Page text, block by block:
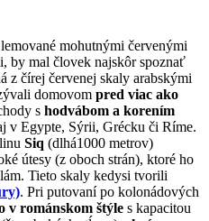
mohutnými červenými
by mal človek najskôr spoznať
z čírej červenej skaly arabskými
domovom pred viac ako
s hodvábom a korením
v Egypte, Sýrii, Grécku či Ríme.
Siq (dlhá1000 metrov)
útesy (z oboch strán), ktoré ho
Tieto skaly kedysi tvorili
. Pri putovaní po kolonádových
v románskom štýle s kapacitou